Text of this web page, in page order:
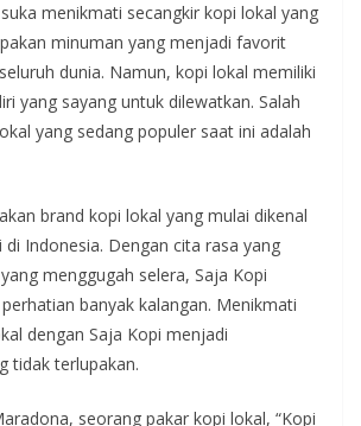
menikmati secangkir kopi lokal yang
minuman yang menjadi favorit
dunia. Namun, kopi lokal memiliki
yang sayang untuk dilewatkan. Salah
yang sedang populer saat ini adalah
brand kopi lokal yang mulai dikenal
Indonesia. Dengan cita rasa yang
menggugah selera, Saja Kopi
banyak kalangan. Menikmati
dengan Saja Kopi menjadi
tidak terlupakan.
seorang pakar kopi lokal, “Kopi